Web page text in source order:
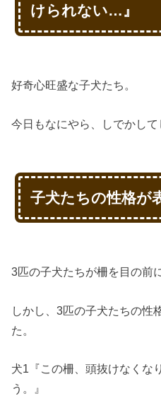
けられない…』
好奇心旺盛な子犬たち。
今日もなにやら、しでかして
子犬たちの性格が
3匹の子犬たちが柵を目の前
しかし、3匹の子犬たちの性
た。
犬1『この柵、頭抜けなくな
う。』